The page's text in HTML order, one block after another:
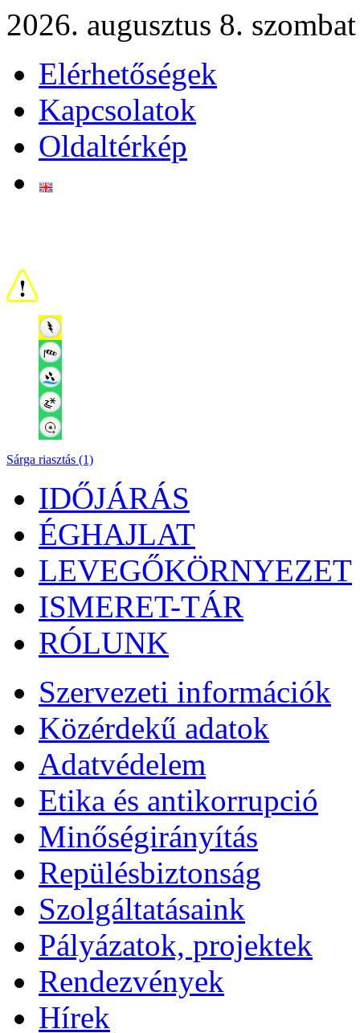
2026. augusztus 8. szombat
Elérhetőségek
Kapcsolatok
Oldaltérkép
Sárga riasztás (1)
IDŐJÁRÁS
ÉGHAJLAT
LEVEGŐKÖRNYEZET
ISMERET-TÁR
RÓLUNK
Szervezeti információk
Közérdekű adatok
Adatvédelem
Etika és antikorrupció
Minőségirányítás
Repülésbiztonság
Szolgáltatásaink
Pályázatok, projektek
Rendezvények
Hírek